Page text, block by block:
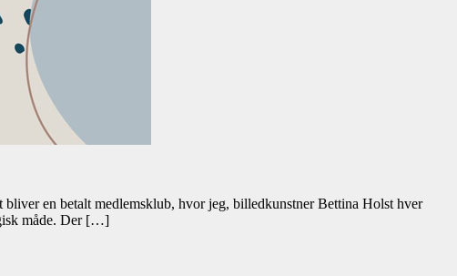
en betalt medlemsklub, hvor jeg, billedkunstner Bettina Holst hver
måde. Der […]